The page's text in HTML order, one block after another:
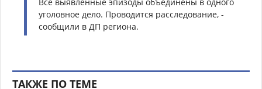
уголовное дело. Проводится расследование, -
сообщили в ДП региона.
ТАКЖЕ ПО ТЕМЕ